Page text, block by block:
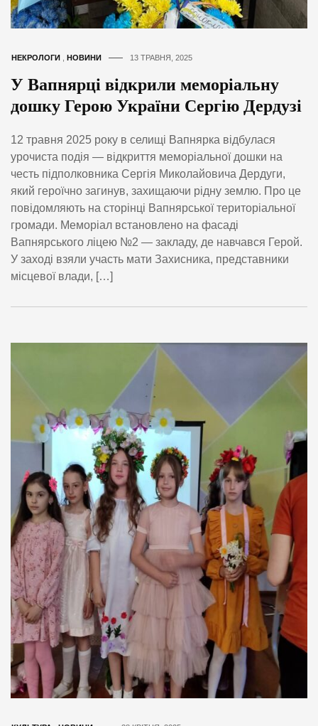
НЕКРОЛОГИ НОВИНИ 13 ТРАВНЯ, 2025
У Вапнярці відкрили меморіальну
дошку Герою України Сергію Дердузі
12 травня 2025 року в селищі Вапнярка відбулася
урочиста подія — відкриття меморіальної дошки на
честь підполковника Сергія Миколайовича Дердуги,
який героїчно загинув, захищаючи рідну землю. Про це
повідомляють на сторінці Вапнярської територіальної
громади. Меморіал встановлено на фасаді
Вапнярського ліцею №2 — закладу, де навчався Герой.
У заході взяли участь мати Захисника, представники
місцевої влади, […]